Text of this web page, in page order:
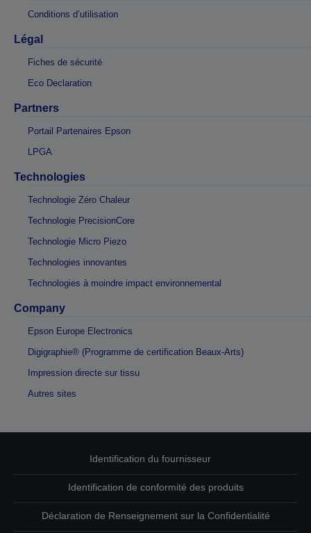
Conditions d’utilisation
Légal
Fiches de sécurité
Eco Declaration
Partners
Portail Partenaires Epson
LPGA
Technologies
Technologie Zéro Chaleur
Technologie PrecisionCore
Technologie Micro Piezo
Technologies innovantes
Technologies à moindre impact environnemental
Company
Epson Europe Electronics
Digigraphie® (Programme de certification Beaux-Arts)
Impression directe sur tissu
Autres sites
Identification du fournisseur
Identification de conformité des produits
Déclaration de Renseignement sur la Confidentialité